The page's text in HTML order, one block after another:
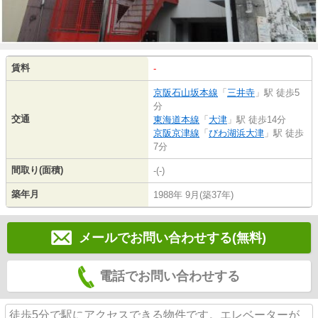
賃料 -
交通
京阪石山坂本線 「 三井寺 」駅 徒歩5
分
東海道本線 「 大津 」駅 徒歩14分
京阪京津線 「 びわ湖浜大津 」駅 徒歩
7分
間取り(面積) -(-)
築年月 1988年 9月(築37年)
メールでお問い合わせする(無料)
電話でお問い合わせする
徒歩5分で駅にアクセスできる物件です。エレベーターが